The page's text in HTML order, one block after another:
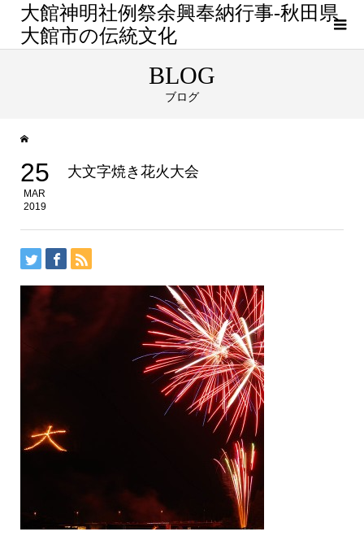
大館神明社例祭余興奉納行事-秋田県
大館市の伝統文化
BLOG
ブログ
25
MAR
2019
大文字焼き花火大会